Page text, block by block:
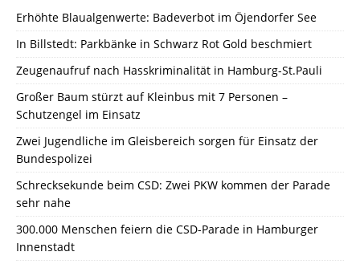
Erhöhte Blaualgenwerte: Badeverbot im Öjendorfer See
In Billstedt: Parkbänke in Schwarz Rot Gold beschmiert
Zeugenaufruf nach Hasskriminalität in Hamburg-St.Pauli
Großer Baum stürzt auf Kleinbus mit 7 Personen –
Schutzengel im Einsatz
Zwei Jugendliche im Gleisbereich sorgen für Einsatz der
Bundespolizei
Schrecksekunde beim CSD: Zwei PKW kommen der Parade
sehr nahe
300.000 Menschen feiern die CSD-Parade in Hamburger
Innenstadt